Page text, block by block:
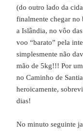
(do outro lado da
finalmente chegar
a Islândia, no vôo
voo “barato” pela
simplesmente não
mão de 5kg!!! Por
no Caminho de
heroicamente,
dias!
No minuto seguinte